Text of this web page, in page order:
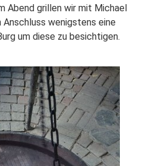
Abend grillen wir mit Michael
wenigstens eine
um diese zu besichtigen.